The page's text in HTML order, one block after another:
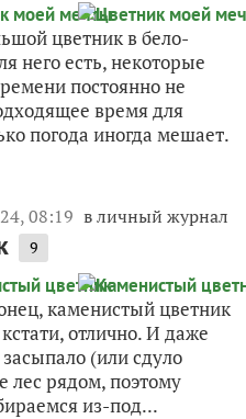
цветник в бело-
него есть, некоторые
постоянно не
время для
погода иногда мешает.
08:19 в личный журнал
9
каменистый цветник
отлично. И даже
(или сдуло
лес рядом, поэтому
из-под...